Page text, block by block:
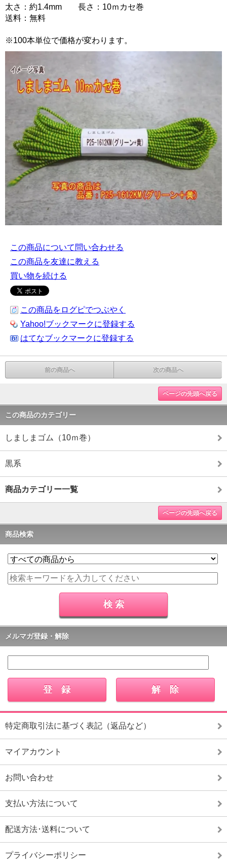
太さ：約1.4mm 長さ：10ｍカセ巻
送料：無料
※100本単位で価格が変わります。
この商品について問い合わせる
この商品を友達に教える
買い物を続ける
この商品をログピでつぶやく
Yahoo!ブックマークに登録する
はてなブックマークに登録する
前の商品へ 次の商品へ
ページの先頭へ戻る
この商品のカテゴリー
しましまゴム（10ｍ巻）
黒系
商品カテゴリー一覧
ページの先頭へ戻る
商品検索
メルマガ登録・解除
特定商取引法に基づく表記（返品など）
マイアカウント
お問い合わせ
支払い方法について
配送方法･送料について
プライバシーポリシー